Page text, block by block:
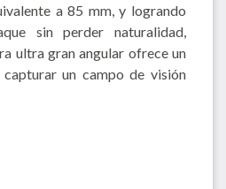
a 85 mm, y logrando
sin perder naturalidad,
ultra gran angular ofrece un
un campo de visión